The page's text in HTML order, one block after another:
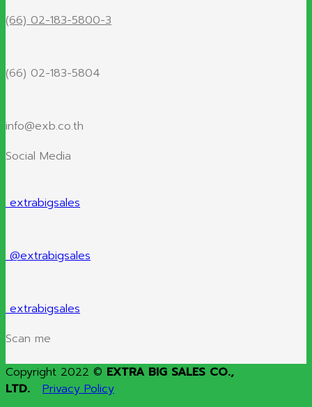
(66) 02-183-5800-3
(66) 02-183-5804
info@exb.co.th
Social Media
extrabigsales
@extrabigsales
extrabigsales
Scan me
Copyright 2022 © EXTRA BIG SALES CO.,
LTD.
Privacy Policy